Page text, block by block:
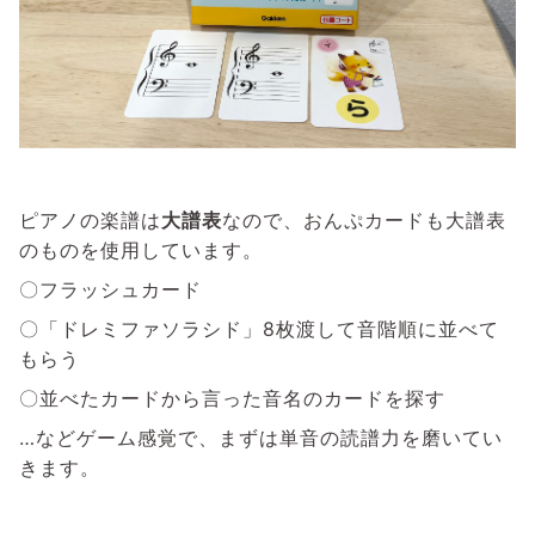
ピアノの楽譜は大譜表なので、おんぷカードも大譜表
のものを使用しています。
〇フラッシュカード
〇「ドレミファソラシド」8枚渡して音階順に並べて
もらう
〇並べたカードから言った音名のカードを探す
…などゲーム感覚で、まずは単音の読譜力を磨いてい
きます。